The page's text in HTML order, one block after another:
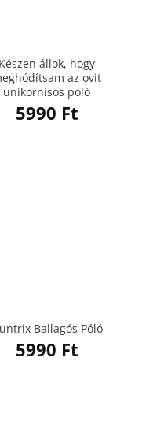
Készen állok, hogy
az ovit
unikornisos póló
5990 Ft
Ballagós Póló
5990 Ft